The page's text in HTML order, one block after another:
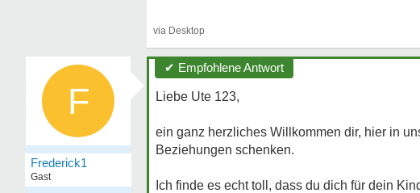
F
Frederick1
Gast
✔ Empfohlene Antwort
Liebe Ute 123,
ein ganz herzliches Willkommen dir, hier in
Beziehungen schenken.
Ich finde es echt toll, dass du dich für dein